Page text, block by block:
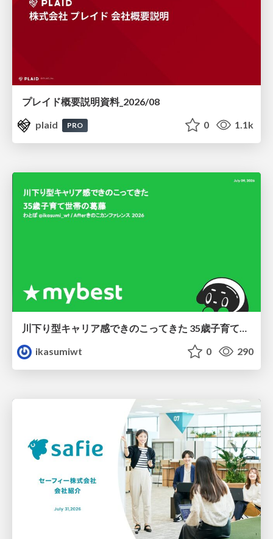
プレイド概要説明資料_2026/08
plaid
PRO 0 1.1k
川下り型キャリア感できのこってきた 35歳子育て世帯の葛藤
ikasumiwt
0 290